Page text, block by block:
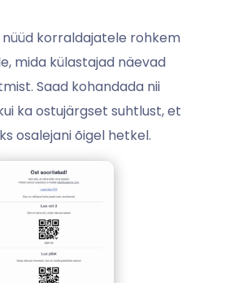
korraldajatele rohkem
mida külastajad näevad
Saad kohandada nii
ka ostujärgset suhtlust, et
osalejani õigel hetkel.